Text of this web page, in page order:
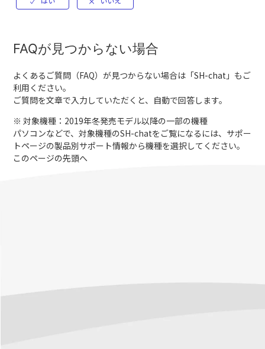
FAQが見つからない場合
よくあるご質問（FAQ）が見つからない場合は「SH-chat 」もご
利用ください。
ご質問を文章で入力していただくと、自動で回答します。
※ 対象機種：2019年冬発売モデル以降の一部の機種
パソコンなどで、対象機種のSH-chatをご覧になるには、サポー
トページの製品別サポート情報から機種を選択してください。
このページの先頭へ